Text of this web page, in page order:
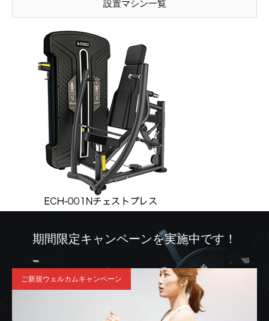
設置マシン一覧
期間限定キャンペーンを実施中です！
ご新規ウェルカムキャンペーン